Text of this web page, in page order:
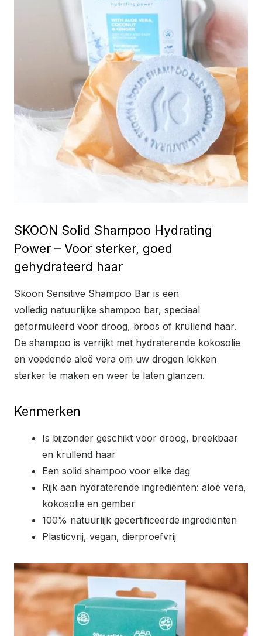
SKOON Solid Shampoo Hydrating
Power – Voor sterker, goed
gehydrateerd haar
Skoon Sensitive Shampoo Bar is een
volledig natuurlijke shampoo bar, speciaal
geformuleerd voor droog, broos of krullend haar.
De shampoo is verrijkt met hydraterende kokosolie
en voedende aloë vera om uw drogen lokken
sterker te maken en weer te laten glanzen.
Kenmerken
Is bijzonder geschikt voor droog, breekbaar
en krullend haar
Een solid shampoo voor elke dag
Rijk aan hydraterende ingrediënten: aloë vera,
kokosolie en gember
100% natuurlijk gecertificeerde ingrediënten
Plasticvrij, vegan, dierproefvrij